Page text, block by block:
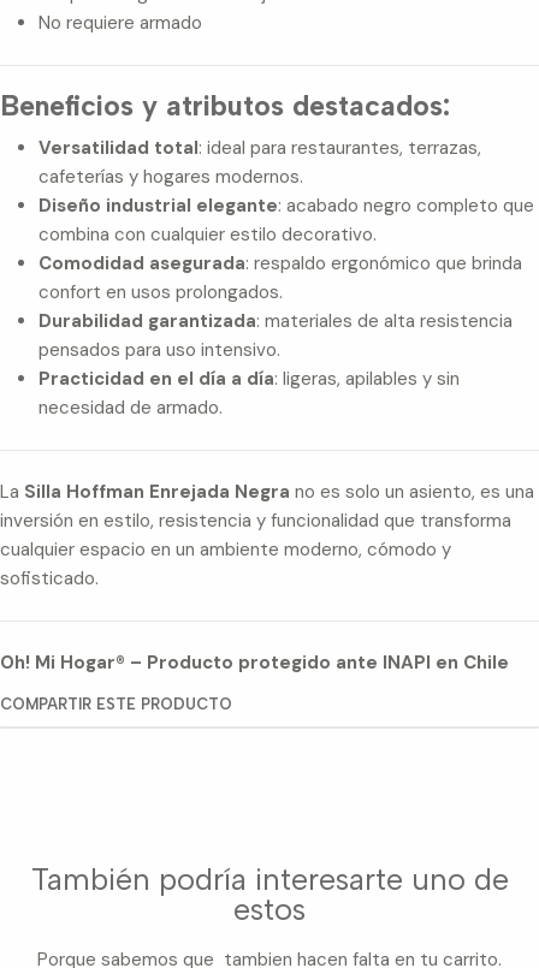
No requiere armado
Beneficios y atributos destacados:
Versatilidad total: ideal para restaurantes, terrazas,
cafeterías y hogares modernos.
Diseño industrial elegante: acabado negro completo que
combina con cualquier estilo decorativo.
Comodidad asegurada: respaldo ergonómico que brinda
confort en usos prolongados.
Durabilidad garantizada: materiales de alta resistencia
pensados para uso intensivo.
Practicidad en el día a día: ligeras, apilables y sin
necesidad de armado.
La Silla Hoffman Enrejada Negra no es solo un asiento, es una
inversión en estilo, resistencia y funcionalidad que transforma
cualquier espacio en un ambiente moderno, cómodo y
sofisticado.
Oh! Mi Hogar® – Producto protegido ante INAPI en Chile
COMPARTIR ESTE PRODUCTO
También podría interesarte uno de
estos
Porque sabemos que tambien hacen falta en tu carrito.